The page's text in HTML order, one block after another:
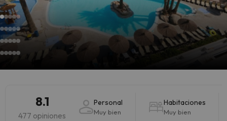
8.1
477 opiniones
Personal
Muy bien
Habitaciones
Muy bien